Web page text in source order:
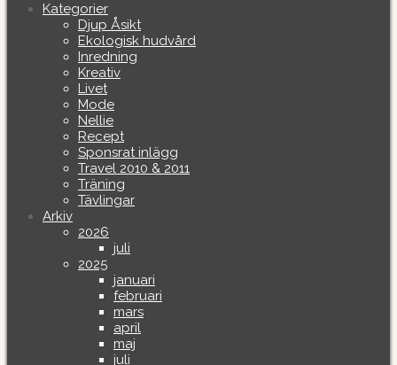
Kategorier
Djup Åsikt
Ekologisk hudvård
Inredning
Kreativ
Livet
Mode
Nellie
Recept
Sponsrat inlägg
Travel 2010 & 2011
Träning
Tävlingar
Arkiv
2026
juli
2025
januari
februari
mars
april
maj
juli